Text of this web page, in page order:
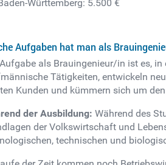
Württemberg: 5.500 €
Aufgaben hat man als
als Brauingenieur/in ist es,
Tätigkeiten, entwickeln
Kunden und kümmern sich um
der Ausbildung: Während des
der Volkswirtschaft und
technischen und